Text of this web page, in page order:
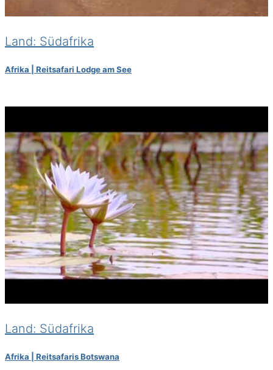
Land: Südafrika
Afrika | Reitsafari Lodge am See
Land: Südafrika
Afrika | Reitsafaris Botswana